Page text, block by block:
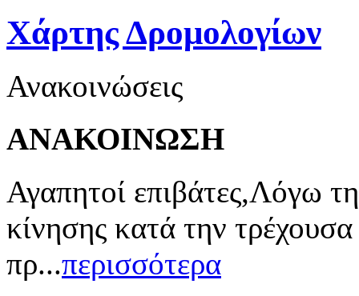
Χάρτης Δρομολογίων
Ανακοινώσεις
ΑΝΑΚΟΙΝΩΣΗ
Αγαπητοί επιβάτες,Λόγω
κίνησης κατά την
πρ...περισσότερα